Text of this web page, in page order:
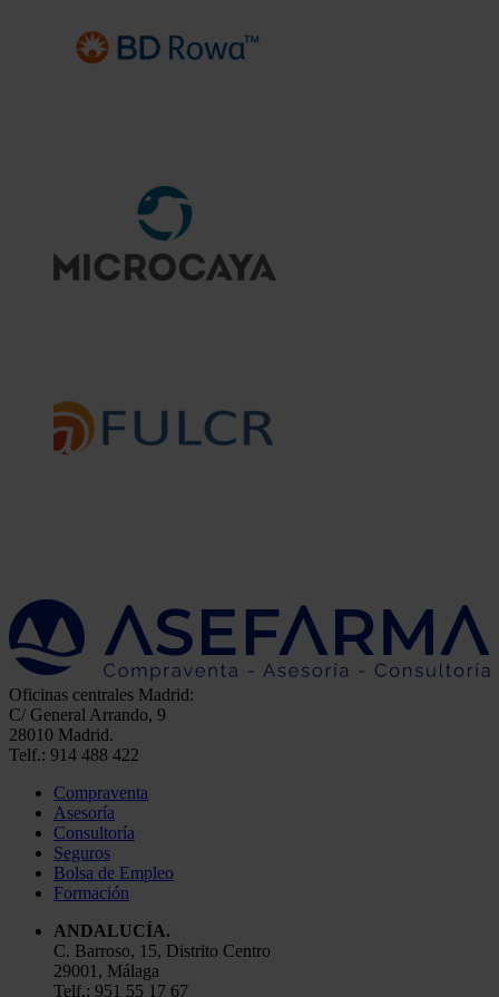
Oficinas centrales Madrid:
C/ General Arrando, 9
28010 Madrid.
Telf.: 914 488 422
Compraventa
Asesoría
Consultoría
Seguros
Bolsa de Empleo
Formación
ANDALUCÍA.
C. Barroso, 15, Distrito Centro
29001, Málaga
Telf.: 951 55 17 67